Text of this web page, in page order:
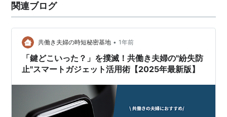
関連ブログ
共働き夫婦の時短秘密基地 • 1年前
「鍵どこいった？」を撲滅！共働き夫婦の"紛失防
止"スマートガジェット活用術【2025年最新版】